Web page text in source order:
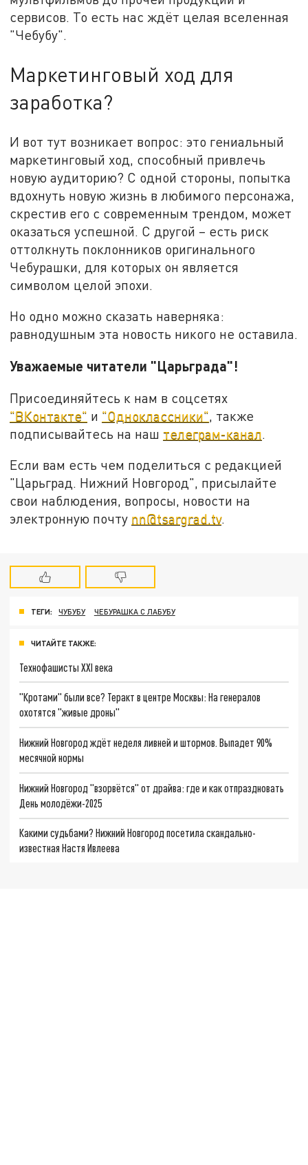
сервисов. То есть нас ждёт целая вселенная
"Чебубу".
Маркетинговый ход для
заработка?
И вот тут возникает вопрос: это гениальный
маркетинговый ход, способный привлечь
новую аудиторию? С одной стороны, попытка
вдохнуть новую жизнь в любимого персонажа,
скрестив его с современным трендом, может
оказаться успешной. С другой – есть риск
оттолкнуть поклонников оригинального
Чебурашки, для которых он является
символом целой эпохи.
Но одно можно сказать наверняка:
равнодушным эта новость никого не оставила.
Уважаемые читатели "Царьграда"!
Присоединяйтесь к нам в соцсетях
"ВКонтакте" и "Одноклассники" , также
подписывайтесь на наш телеграм-канал
Если вам есть чем поделиться с редакцией
"Царьград. Нижний Новгород", присылайте
свои наблюдения, вопросы, новости на
электронную почту nn@tsargrad.tv.
ТЕГИ: ЧУБУБУ ЧЕБУРАШКА С ЛАБУБУ
ЧИТАЙТЕ ТАКЖЕ:
Технофашисты XXI века
"Кротами" были все? Теракт в центре Москвы: На генералов
охотятся "живые дроны"
Нижний Новгород ждёт неделя ливней и штормов. Выпадет 90%
месячной нормы
Нижний Новгород "взорвётся" от драйва: где и как отпраздновать
День молодёжи-2025
Какими судьбами? Нижний Новгород посетила скандально-
известная Настя Ивлеева